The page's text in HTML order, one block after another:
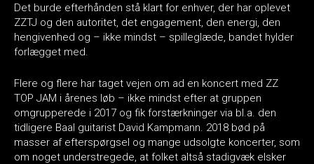
Det burde efterhånden stå klart for enhver, der har oplevet
ZZTJ og den autoritet, det engagement, den energi, den
hengivenhed og – ikke mindst – spilleglæde, bandet hylder
forlægget med.
Flere og flere har taget vejen om ad en koncert med ZZ
TOP JAM i årenes løb – ikke mindst efter at gruppen
omgrupperede i 2017 og fik forstærkninger via bl.a. den
tidligere Baal guitarist David Kampmann. 2018 bød på
masser af efterspørgsel og mange udsolgte koncerter, som
om noget understregede, at folket altså stadigvæk elsker